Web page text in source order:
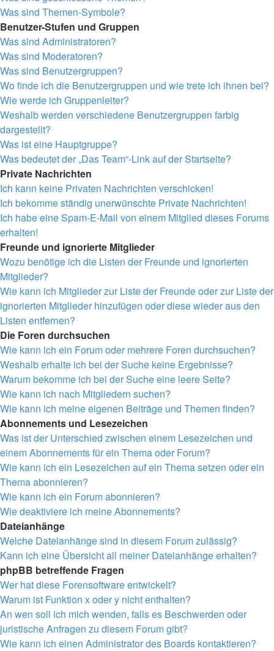
Was sind Themen-Symbole?
Benutzer-Stufen und Gruppen
Was sind Administratoren?
Was sind Moderatoren?
Was sind Benutzergruppen?
Wo finde ich die Benutzergruppen und wie trete ich ihnen bei?
Wie werde ich Gruppenleiter?
Weshalb werden verschiedene Benutzergruppen farbig
dargestellt?
Was ist eine Hauptgruppe?
Was bedeutet der „Das Team“-Link auf der Startseite?
Private Nachrichten
Ich kann keine Privaten Nachrichten verschicken!
Ich bekomme ständig unerwünschte Private Nachrichten!
Ich habe eine Spam-E-Mail von einem Mitglied dieses Forums
erhalten!
Freunde und ignorierte Mitglieder
Wozu benötige ich die Listen der Freunde und ignorierten
Mitglieder?
Wie kann ich Mitglieder zur Liste der Freunde oder zur Liste der
ignorierten Mitglieder hinzufügen oder diese wieder aus den
Listen entfernen?
Die Foren durchsuchen
Wie kann ich ein Forum oder mehrere Foren durchsuchen?
Weshalb erhalte ich bei der Suche keine Ergebnisse?
Warum bekomme ich bei der Suche eine leere Seite?
Wie kann ich nach Mitgliedern suchen?
Wie kann ich meine eigenen Beiträge und Themen finden?
Abonnements und Lesezeichen
Was ist der Unterschied zwischen einem Lesezeichen und
einem Abonnements für ein Thema oder Forum?
Wie kann ich ein Lesezeichen auf ein Thema setzen oder ein
Thema abonnieren?
Wie kann ich ein Forum abonnieren?
Wie deaktiviere ich meine Abonnements?
Dateianhänge
Welche Dateianhänge sind in diesem Forum zulässig?
Kann ich eine Übersicht all meiner Dateianhänge erhalten?
phpBB betreffende Fragen
Wer hat diese Forensoftware entwickelt?
Warum ist Funktion x oder y nicht enthalten?
An wen soll ich mich wenden, falls es Beschwerden oder
juristische Anfragen zu diesem Forum gibt?
Wie kann ich einen Administrator des Boards kontaktieren?